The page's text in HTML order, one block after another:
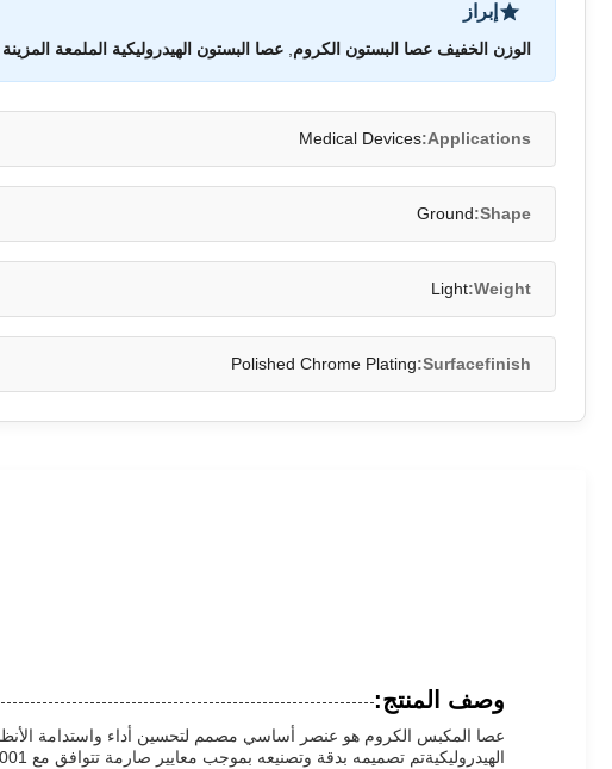
إبراز
الوزن الخفيف عصا البستون الكروم عصا البستون الهيدروليكية الملمعة
Applications:
Medical Devices
Shape:
Ground
Weight:
Light
Surfacefinish:
Polished Chrome Plating
وصف المنتج:
عصا المكبس الكروم هو عنصر أساسي مصمم لتحسين أداء واستدامة
الهيدروليكيةتم تصميمه بدقة وتصنيعه بموجب معايير صارمة تتوافق مع ISO 9001، وهذا عصا البستون يضمن جودة استثنائية، والموثوقية والاستمرارية.